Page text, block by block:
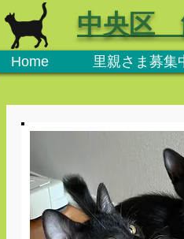
Home 里親さま募集
中央区